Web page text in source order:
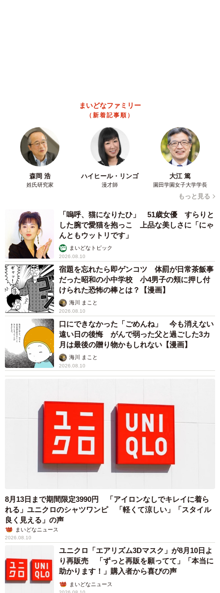
まいどなファミリー
（新着記事順）
森岡 浩
姓氏研究家
ハイヒール・リンゴ
漫才師
大江 篤
園田学園女子大学学長
もっと見る
「嗚呼、猫になりたひ」 51歳女優 すらりと
した腕で愛猫を抱っこ 上品な美しさに「にゃ
んともウットリです」
まいどなトピック
2026.08.10
宿題を忘れたら即ゲンコツ 体罰が日常茶飯事
だった昭和の小中学校 小4男子の頬に押し付
けられた恐怖の棒とは？【漫画】
海川 まこと
2026.08.10
口にできなかった「ごめんね」 今も消えない
遠い日の後悔 がんで弱った父と過ごした3カ
月は最後の贈り物かもしれない【漫画】
海川 まこと
2026.08.10
8月13日まで期間限定3990円 「アイロンなしでキレイに着ら
れる」ユニクロのシャツワンピ 「軽くて涼しい」「スタイル
良く見える」の声
まいどなニュース
2026.08.10
ユニクロ「エアリズム3Dマスク」が8月10日よ
り再販売 「ずっと再販を願ってて」「本当に
助かります！」購入者から喜びの声
まいどなニュース